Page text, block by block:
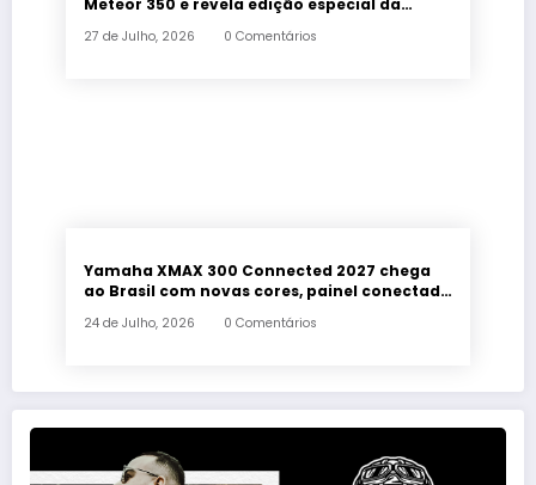
27 de Julho, 2026 0 Comentários
Yamaha XMAX 300 Connected 2027 chega
ao Brasil com novas cores, painel conectado
24 de Julho, 2026 0 Comentários